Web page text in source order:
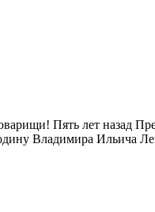
Пять лет назад
Владимира Ильича